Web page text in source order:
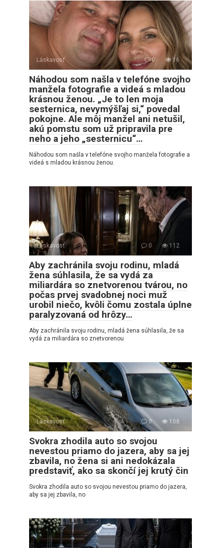
Láskavosť 0 16
Náhodou som našla v telefóne svojho
manžela fotografie a videá s mladou
krásnou ženou. „Je to len moja
sesternica, nevymýšľaj si,“ povedal
pokojne. Ale môj manžel ani netušil,
akú pomstu som už pripravila pre
neho a jeho „sesternicu“…
Náhodou som našla v telefóne svojho manžela fotografie a
videá s mladou krásnou ženou.
Láskavosť 0 112
Aby zachránila svoju rodinu, mladá
žena súhlasila, že sa vydá za
miliardára so znetvorenou tvárou, no
počas prvej svadobnej noci muž
urobil niečo, kvôli čomu zostala úplne
paralyzovaná od hrôzy…
Aby zachránila svoju rodinu, mladá žena súhlasila, že sa
vydá za miliardára so znetvorenou
Láskavosť 0 108
Svokra zhodila auto so svojou
nevestou priamo do jazera, aby sa jej
zbavila, no žena si ani nedokázala
predstaviť, ako sa skončí jej krutý čin
Svokra zhodila auto so svojou nevestou priamo do jazera,
aby sa jej zbavila, no